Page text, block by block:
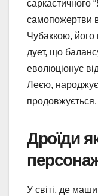
саркастичного
самопожертви
Чубаккою, його
дует, що
еволюціонує
Леєю,
продовжується.
Дроїди
У світі, де